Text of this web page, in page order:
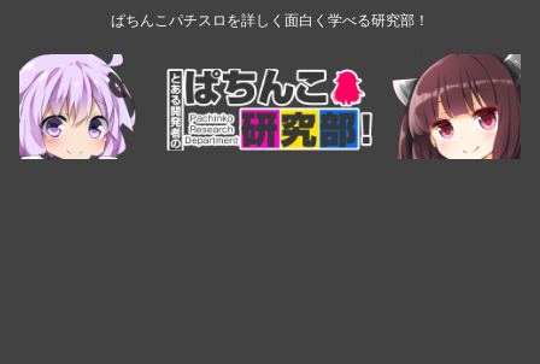
ぱちんこパチスロを詳しく面白く学べる研究部！